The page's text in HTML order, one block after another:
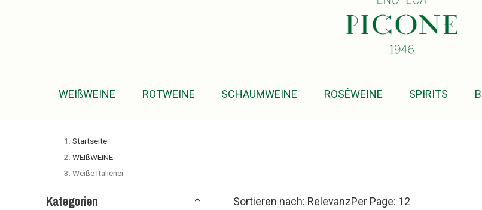
WEIßWEINE ROTWEINE SCHAUMWEINE ROSÉWEINE SPIRITS
Startseite
WEIßWEINE
Weiße Italiener
Kategorien Sortieren nach: RelevanzPer Page: 12